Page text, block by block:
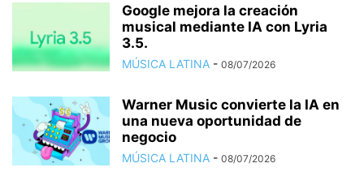
Google mejora la creación
musical mediante IA con Lyria
3.5.
MÚSICA LATINA - 08/07/2026
Warner Music convierte la IA en
una nueva oportunidad de
negocio
MÚSICA LATINA - 08/07/2026